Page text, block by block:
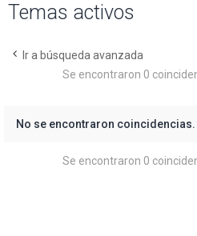
Temas activos
Ir a búsqueda avanzada
Se encontraron 0
No se encontraron coincidencias.
Se encontraron 0